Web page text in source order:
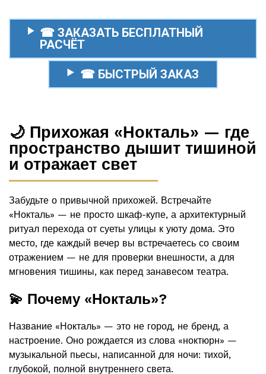
☎ ЗАКАЗАТЬ БЕСПЛАТНЫЙ
РАСЧЁТ
☎ БЫСТРЫЙ ЗАКАЗ
🌙 Прихожая «Нокталь» — где
пространство дышит тишиной
и отражает свет
Забудьте о привычной прихожей. Встречайте
«Нокталь» — не просто шкаф-купе, а архитектурный
ритуал перехода от суеты улицы к уюту дома. Это
место, где каждый вечер вы встречаетесь со своим
отражением — не для проверки внешности, а для
мгновения тишины, как перед занавесом театра.
💫 Почему «Нокталь»?
Название «Нокталь» — это не город, не бренд, а
настроение. Оно рождается из слова «ноктюрн» —
музыкальной пьесы, написанной для ночи: тихой,
глубокой, полной внутреннего света.